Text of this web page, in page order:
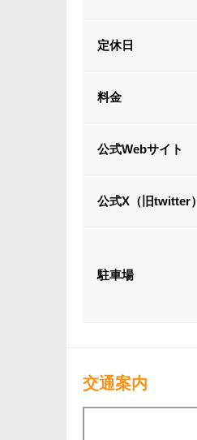
定休日
料金
公式Webサイト
公式X（旧twitter）
駐車場
交通案内